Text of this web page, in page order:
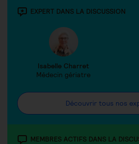
EXPERT DANS LA DISCUSSION
Isabelle Charret
Médecin gériatre
Découvrir tous nos
MEMBRES ACTIFS DANS LA